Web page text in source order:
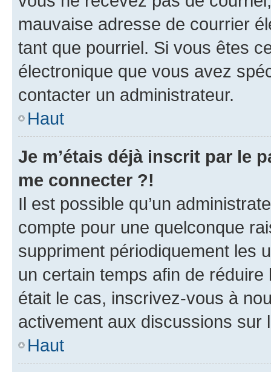
mauvaise adresse de courrier
tant que pourriel. Si vous êtes
électronique que vous avez
contacter un administrateur.
Haut
Je m’étais déjà inscrit par le
me connecter ?!
Il est possible qu’un
compte pour une quelconque
suppriment périodiquement les
un certain temps afin de
était le cas, inscrivez-vous à
activement aux discussions sur
Haut